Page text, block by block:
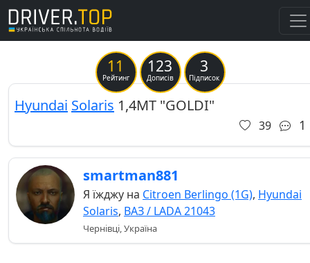
11
Рейтинг
123
Дописів
3
Підписок
Previous
Hyundai Solaris 1,4MT "GOLDI"
39 1
smartman881
Я їжджу на Citroen Berlingo (1G), Hyundai
Solaris, ВАЗ / LADA 21043
Чернівці, Україна